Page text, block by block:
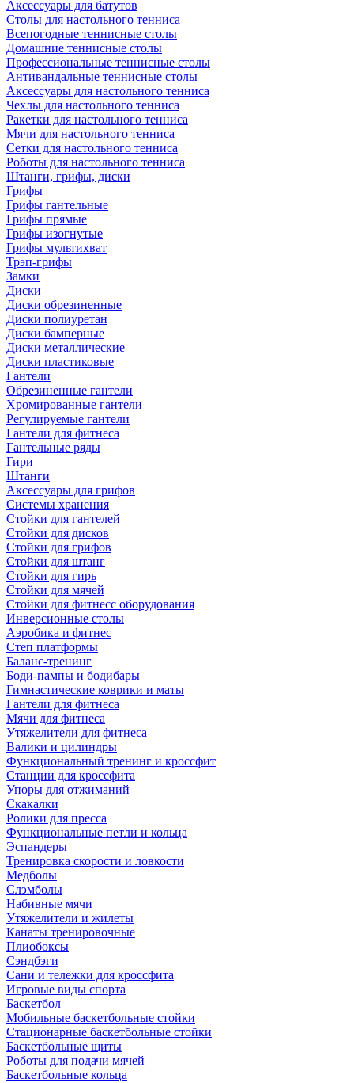
Аксессуары для батутов
Столы для настольного тенниса
Всепогодные теннисные столы
Домашние теннисные столы
Профессиональные теннисные столы
Антивандальные теннисные столы
Аксессуары для настольного тенниса
Чехлы для настольного тенниса
Ракетки для настольного тенниса
Мячи для настольного тенниса
Сетки для настольного тенниса
Роботы для настольного тенниса
Штанги, грифы, диски
Грифы
Грифы гантельные
Грифы прямые
Грифы изогнутые
Грифы мультихват
Трэп-грифы
Замки
Диски
Диски обрезиненные
Диски полиуретан
Диски бамперные
Диски металлические
Диски пластиковые
Гантели
Обрезиненные гантели
Хромированные гантели
Регулируемые гантели
Гантели для фитнеса
Гантельные ряды
Гири
Штанги
Аксессуары для грифов
Системы хранения
Стойки для гантелей
Стойки для дисков
Стойки для грифов
Стойки для штанг
Стойки для гирь
Стойки для мячей
Стойки для фитнесс оборудования
Инверсионные столы
Аэробика и фитнес
Степ платформы
Баланс-тренинг
Боди-пампы и бодибары
Гимнастические коврики и маты
Гантели для фитнеса
Мячи для фитнеса
Утяжелители для фитнеса
Валики и цилиндры
Функциональный тренинг и кроссфит
Станции для кроссфита
Упоры для отжиманий
Скакалки
Ролики для пресса
Функциональные петли и кольца
Эспандеры
Тренировка скорости и ловкости
Медболы
Слэмболы
Набивные мячи
Утяжелители и жилеты
Канаты тренировочные
Плиобоксы
Сэндбэги
Сани и тележки для кроссфита
Игровые виды спорта
Баскетбол
Мобильные баскетбольные стойки
Стационарные баскетбольные стойки
Баскетбольные щиты
Роботы для подачи мячей
Баскетбольные кольца